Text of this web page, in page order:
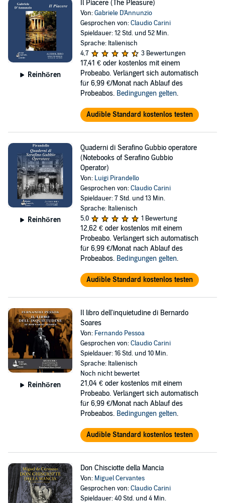
Reinhören
Il Piacere (The Pleasure)
Von:Gabriele D'Annunzio
Gesprochen von:Claudio Carini
Spieldauer: 12 Std. und 52 Min.
Sprache: Italienisch
4,7
3 Bewertungen
17,41 € oder kostenlos mit einem
Probeabo. Verlängert sich automatisch
für 6,99 €/Monat nach Ablauf des
Probeabos. Bedingungen gelten.
Audible Standard kostenlos testen
Reinhören
Quaderni di Serafino Gubbio operatore
(Notebooks of Serafino Gubbio
Operator)
Von: Luigi Pirandello
Gesprochen von:Claudio Carini
Spieldauer: 7 Std. und 13 Min.
Sprache: Italienisch
5,0
1 Bewertung
12,62 € oder kostenlos mit einem
Probeabo. Verlängert sich automatisch
für 6,99 €/Monat nach Ablauf des
Probeabos. Bedingungen gelten.
Audible Standard kostenlos testen
Reinhören
Il libro dell'inquietudine di Bernardo
Soares
Von: Fernando Pessoa
Gesprochen von:Claudio Carini
Spieldauer: 16 Std. und 10 Min.
Sprache: Italienisch
Noch nicht bewertet
21,04 € oder kostenlos mit einem
Probeabo. Verlängert sich automatisch
für 6,99 €/Monat nach Ablauf des
Probeabos. Bedingungen gelten.
Audible Standard kostenlos testen
Don Chisciotte della Mancia
Von: Miguel Cervantes
Gesprochen von:Claudio Carini
Spieldauer: 40 Std. und 4 Min.